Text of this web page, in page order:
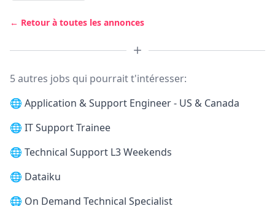
← Retour à toutes les annonces
5 autres jobs qui pourrait t'intéresser:
🌐 Application & Support Engineer - US & Canada
🌐 IT Support Trainee
🌐 Technical Support L3 Weekends
🌐 Dataiku
🌐 On Demand Technical Specialist